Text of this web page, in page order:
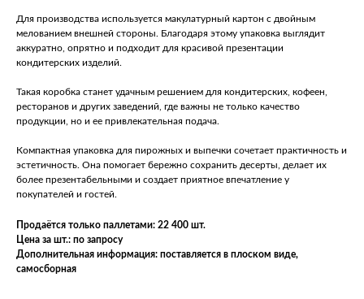
Для производства используется макулатурный картон с двойным
мелованием внешней стороны. Благодаря этому упаковка выглядит
аккуратно, опрятно и подходит для красивой презентации
кондитерских изделий.
Такая коробка станет удачным решением для кондитерских, кофеен,
ресторанов и других заведений, где важны не только качество
продукции, но и ее привлекательная подача.
Компактная упаковка для пирожных и выпечки сочетает практичность и
эстетичность. Она помогает бережно сохранить десерты, делает их
более презентабельными и создает приятное впечатление у
покупателей и гостей.
Продаётся только паллетами: 22 400 шт.
Цена за шт.: по запросу
Дополнительная информация: поставляется в плоском виде,
самосборная